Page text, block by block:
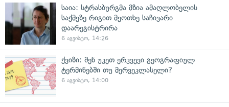
საია: სტრასბურგმა მზია ამაღლობელის
საქმეზე რიგით მეოთხე საჩივარი
დაარეგისტრირა
6 აგვისტო, 14:26
ქვიზი: შენ უკეთ ერკვევი გეოგრაფიულ
ტერმინებში თუ მერვეკლასელი?
6 აგვისტო, 14:00